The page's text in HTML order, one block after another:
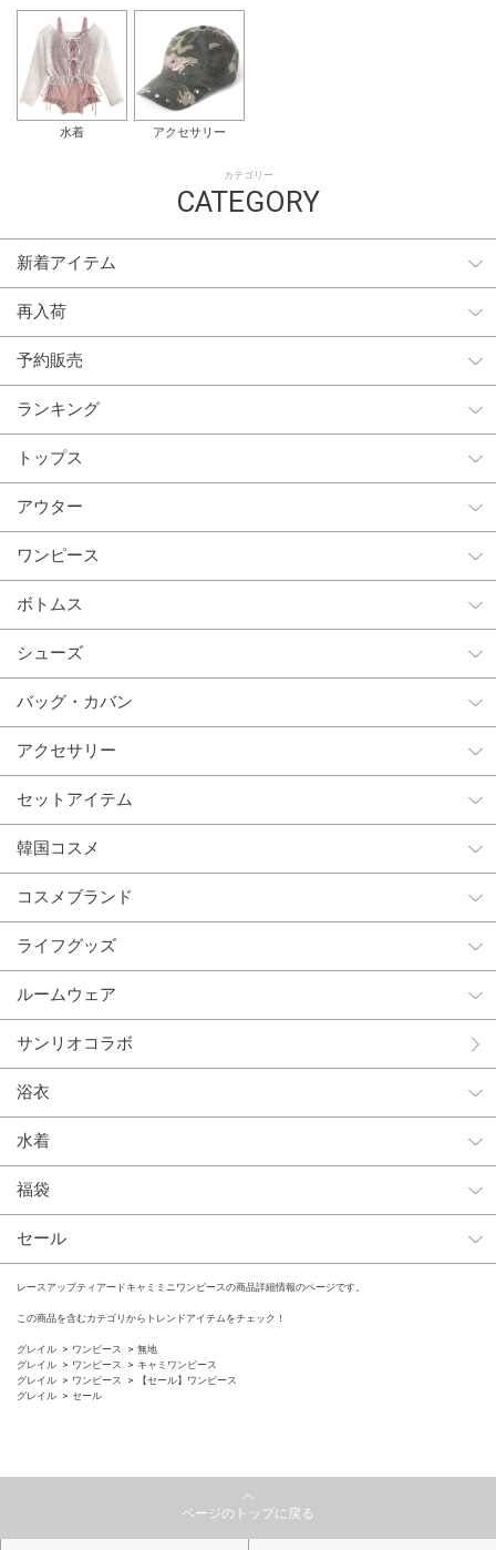
水着 アクセサリー
カテゴリー
CATEGORY
新着アイテム
再入荷
予約販売
ランキング
トップス
アウター
ワンピース
ボトムス
シューズ
バッグ・カバン
アクセサリー
セットアイテム
韓国コスメ
コスメブランド
ライフグッズ
ルームウェア
サンリオコラボ
浴衣
水着
福袋
セール
レースアップティアードキャミミニワンピースの商品詳細情報のページです。
この商品を含むカテゴリからトレンドアイテムをチェック！
グレイル ワンピース
無地
グレイル
ワンピース
キャミワンピース
グレイル
ワンピース
【セール】ワンピース
グレイル
セール
ページのトップに戻る